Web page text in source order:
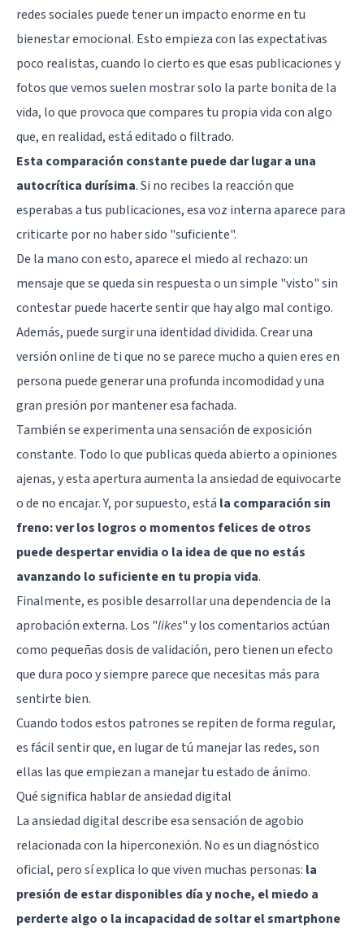
redes sociales puede tener un impacto enorme en tu
bienestar emocional. Esto empieza con las expectativas
poco realistas, cuando lo cierto es que esas publicaciones y
fotos que vemos suelen mostrar solo la parte bonita de la
vida, lo que provoca que compares tu propia vida con algo
que, en realidad, está editado o filtrado.
Esta comparación constante puede dar lugar a una
autocrítica durísima. Si no recibes la reacción que
esperabas a tus publicaciones, esa voz interna aparece para
criticarte por no haber sido "suficiente".
De la mano con esto, aparece el miedo al rechazo: un
mensaje que se queda sin respuesta o un simple "visto" sin
contestar puede hacerte sentir que hay algo mal contigo.
Además, puede surgir una identidad dividida. Crear una
versión online de ti que no se parece mucho a quien eres en
persona puede generar una profunda incomodidad y una
gran presión por mantener esa fachada.
También se experimenta una sensación de exposición
constante. Todo lo que publicas queda abierto a opiniones
ajenas, y esta apertura aumenta laansiedadde equivocarte
o de no encajar. Y, por supuesto, está la comparación sin
freno: ver los logros o momentos felices de otros
puede despertar envidia o la idea de que no estás
avanzando lo suficiente en tu propia vida.
Finalmente, es posible desarrollar una dependencia de la
aprobación externa. Los "likes" y los comentarios actúan
como pequeñas dosis de validación, pero tienen un efecto
que dura poco y siempre parece que necesitas más para
sentirte bien.
Cuando todos estos patrones se repiten de forma regular,
es fácil sentir que, en lugar de tú manejar las redes, son
ellas las que empiezan a manejar tu estado de ánimo.
Qué significa hablar de ansiedad digital
La ansiedad digital describe esa sensación de agobio
relacionada con la hiperconexión. No es un diagnóstico
oficial, pero sí explica lo que viven muchas personas: la
presión de estar disponibles día y noche, el miedo a
perderte algo o la incapacidad de soltar el smartphone